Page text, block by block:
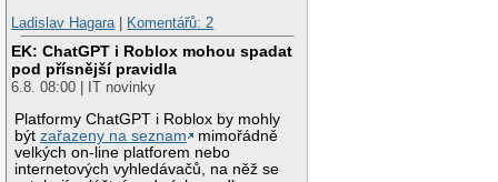
Ladislav Hagara
Komentářů: 2
EK: ChatGPT i Roblox mohou spadat
pod přísnější pravidla
6.8. 08:00 | IT novinky
Platformy ChatGPT i Roblox by mohly
býtzařazeny na seznam
mimořádně
velkých on-line platforem nebo
internetových vyhledávačů, na něž se